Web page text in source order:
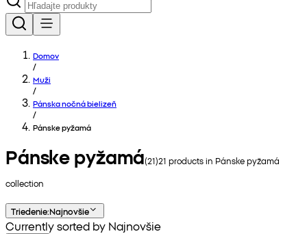
Domov
/
Muži
/
Pánska nočná bielizeň
/
Pánske pyžamá
Pánske pyžamá(21)21 products in Pánske pyžamá
collection
Triedenie:Najnovšie
Currently sorted by Najnovšie